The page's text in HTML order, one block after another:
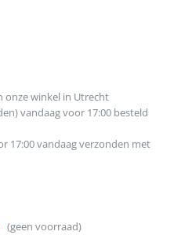
onze winkel in Utrecht
vandaag voor 17:00 besteld
17:00 vandaag verzonden met
(geen voorraad)